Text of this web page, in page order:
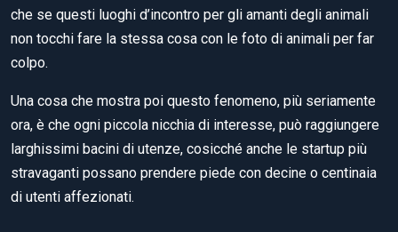
che se questi luoghi d’incontro per gli amanti degli animali
non tocchi fare la stessa cosa con le foto di animali per far
colpo.
Una cosa che mostra poi questo fenomeno, più seriamente
ora, è che ogni piccola nicchia di interesse, può raggiungere
larghissimi bacini di utenze, cosicché anche le startup più
stravaganti possano prendere piede con decine o centinaia
di utenti affezionati.